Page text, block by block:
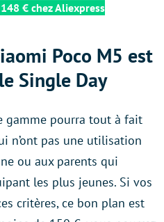
€ chez Aliexpress
Poco M5 est
Single Day
gamme pourra tout à fait
n’ont pas une utilisation
ou aux parents qui
les plus jeunes. Si vos
critères, ce bon plan est